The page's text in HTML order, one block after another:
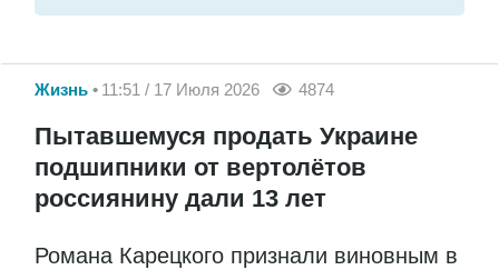
Жизнь 11:51 / 17 Июля 2026 4874
Пытавшемуся продать Украине
подшипники от вертолётов
россиянину дали 13 лет
Романа Карецкого признали виновным в